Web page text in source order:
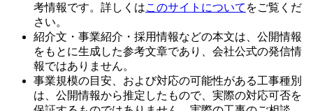
考情報です。詳しくはこのサイトについて をご覧くだ
さい。
紹介文・事業紹介・採用情報などの本文は、公開情報
をもとに生成した参考文章であり、会社公式の発信情
報ではありません。
事業規模の目安、および対応の可能性がある工事種別
は、公開情報から推定したもので、実際の対応可否を